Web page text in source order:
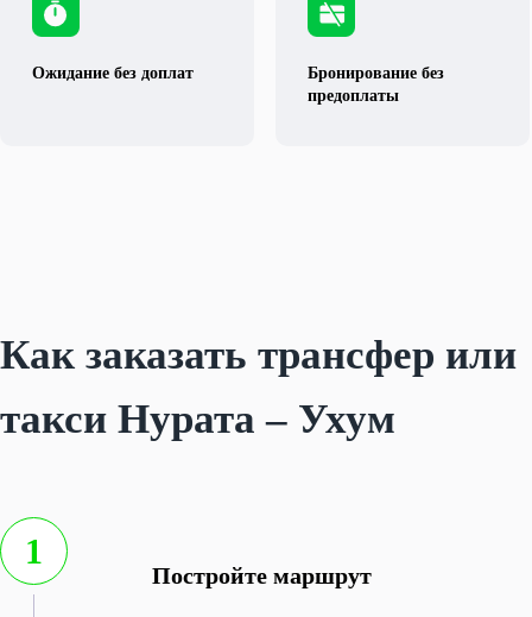
Ожидание без доплат
Бронирование без
предоплаты
Как заказать трансфер или
такси Нурата – Ухум
1
Постройте маршрут